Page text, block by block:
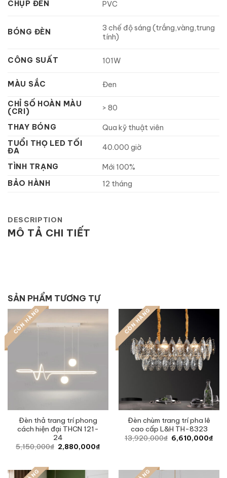
CHỤP ĐÈN PVC
BÓNG ĐÈN
3 chế độ sáng (trắng,vàng,trung
tính)
CÔNG SUẤT 101W
MÀU SẮC Đen
CHỈ SỐ HOÀN MÀU
(CRI)
> 80
THAY BÓNG
Qua kỹ thuật viên
TUỔI THỌ LED TỐI
ĐA
40.000 giờ
TÌNH TRẠNG
Mới 100%
BẢO HÀNH
12 tháng
DESCRIPTION
MÔ TẢ CHI TIẾT
SẢN PHẨM TƯƠNG TỰ
CÒN HÀNG
Đèn thả trang trí phong
cách hiện đại THCN 121-
24
5,150,000₫ Original
price
2,880,000₫
CÒN HÀNG
Đèn chùm trang trí pha lê
cao cấp L&H TH-8323
13,920,000₫ Original
price
6,610,000₫